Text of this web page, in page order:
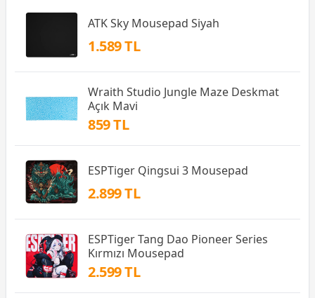
ATK Sky Mousepad Siyah
1.589 TL
Wraith Studio Jungle Maze Deskmat
Açık Mavi
859 TL
ESPTiger Qingsui 3 Mousepad
2.899 TL
ESPTiger Tang Dao Pioneer Series
Kırmızı Mousepad
2.599 TL